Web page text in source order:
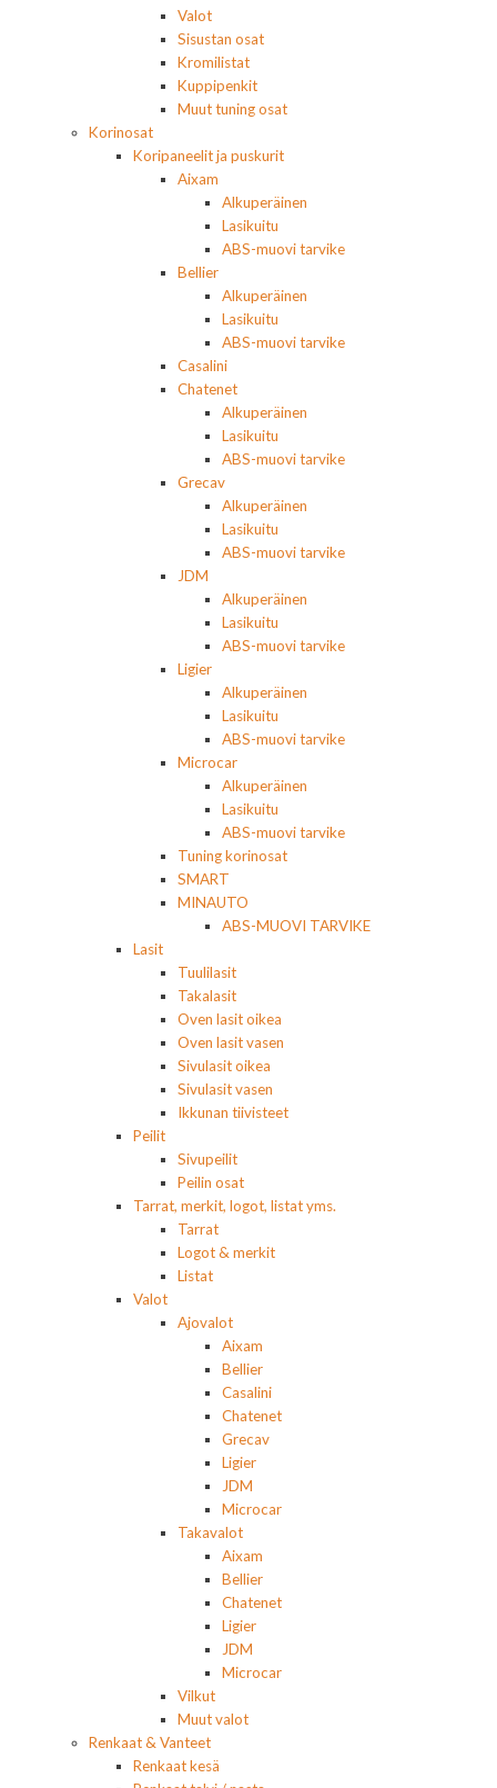
Valot
Sisustan osat
Kromilistat
Kuppipenkit
Muut tuning osat
Korinosat
Koripaneelit ja puskurit
Aixam
Alkuperäinen
Lasikuitu
ABS-muovi tarvike
Bellier
Alkuperäinen
Lasikuitu
ABS-muovi tarvike
Casalini
Chatenet
Alkuperäinen
Lasikuitu
ABS-muovi tarvike
Grecav
Alkuperäinen
Lasikuitu
ABS-muovi tarvike
JDM
Alkuperäinen
Lasikuitu
ABS-muovi tarvike
Ligier
Alkuperäinen
Lasikuitu
ABS-muovi tarvike
Microcar
Alkuperäinen
Lasikuitu
ABS-muovi tarvike
Tuning korinosat
SMART
MINAUTO
ABS-MUOVI TARVIKE
Lasit
Tuulilasit
Takalasit
Oven lasit oikea
Oven lasit vasen
Sivulasit oikea
Sivulasit vasen
Ikkunan tiivisteet
Peilit
Sivupeilit
Peilin osat
Tarrat, merkit, logot, listat yms.
Tarrat
Logot & merkit
Listat
Valot
Ajovalot
Aixam
Bellier
Casalini
Chatenet
Grecav
Ligier
JDM
Microcar
Takavalot
Aixam
Bellier
Chatenet
Ligier
JDM
Microcar
Vilkut
Muut valot
Renkaat & Vanteet
Renkaat kesä